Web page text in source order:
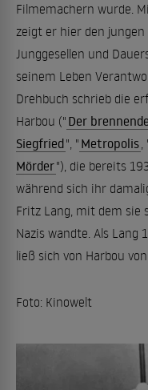
Filmemachern wurde.
zeigt er hier den
Junggesellen und
seinem Leben
Drehbuch schrieb die
Harbou (" Der
Siegfried", " Metropolis,
Mörder"), die bereits
während sich ihr
Fritz Lang, mit dem sie
Nazis wandte. Als Lang
ließ sich von Harbou
Foto: Kinowelt